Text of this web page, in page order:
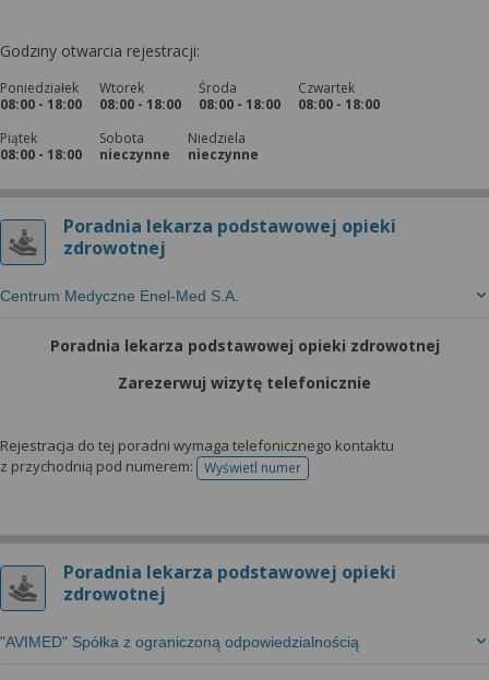
Godziny otwarcia rejestracji:
Poniedziałek
08:00 - 18:00
Wtorek
08:00 - 18:00
Środa
08:00 - 18:00
Czwartek
08:00 - 18:00
Piątek
08:00 - 18:00
Sobota
nieczynne
Niedziela
nieczynne
Poradnia lekarza podstawowej opieki
zdrowotnej
Centrum Medyczne Enel-Med S.A.
Poradnia lekarza podstawowej opieki zdrowotnej
Zarezerwuj wizytę telefonicznie
Rejestracja do tej poradni wymaga telefonicznego kontaktu
z przychodnią pod numerem:
Wyświetl numertelefonu do rejestracji
Poradnia lekarza podstawowej opieki
zdrowotnej
"AVIMED" Spółka z ograniczoną odpowiedzialnością